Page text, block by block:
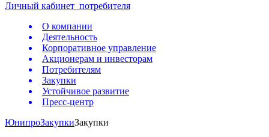
Личный кабинет потребителя
О компании
Деятельность
Корпоративное управление
Акционерам и инвесторам
Потребителям
Закупки
Устойчивое развитие
Пресс-центр
ЮнипроЗакупкиЗакупки